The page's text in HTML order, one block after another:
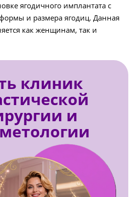
ягодичного имплантата с
и размера ягодиц. Данная
как женщинам, так и
клиник
и